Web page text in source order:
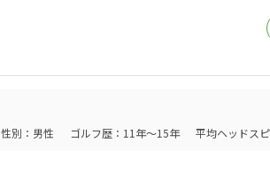
手持ちのYONEX CB511と比べる
性別：男性 ゴルフ歴：11年～15年 平均ヘッドス